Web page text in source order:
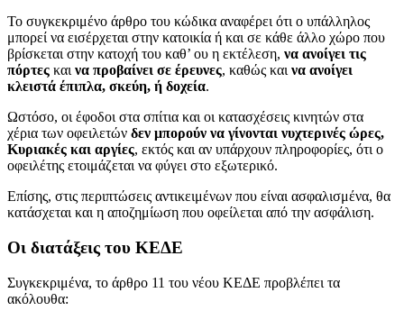
Το συγκεκριμένο άρθρο του κώδικα αναφέρει ότι ο υπάλληλος
μπορεί να εισέρχεται στην κατοικία ή και σε κάθε άλλο χώρο που
βρίσκεται στην κατοχή του καθ’ ου η εκτέλεση, να ανοίγει τις
πόρτες καινα προβαίνει σε έρευνες, καθώς καινα ανοίγει
κλειστά έπιπλα, σκεύη, ή δοχεία.
Ωστόσο, οι έφοδοι στα σπίτια και οι κατασχέσεις κινητών στα
χέρια των οφειλετών δεν μπορούν να γίνονται νυχτερινές ώρες,
Κυριακές και αργίες, εκτός και αν υπάρχουν πληροφορίες, ότι ο
οφειλέτης ετοιμάζεται να φύγει στο εξωτερικό.
Επίσης, στις περιπτώσεις αντικειμένων που είναι ασφαλισμένα, θα
κατάσχεται και η αποζημίωση που οφείλεται από την ασφάλιση.
Οι διατάξεις του ΚΕΔΕ
Συγκεκριμένα, το άρθρο 11 του νέου ΚΕΔΕ προβλέπει τα
ακόλουθα: